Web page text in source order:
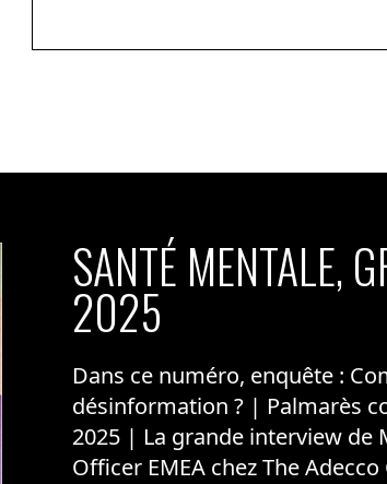
SANTÉ MENTALE,
2025
Dans ce numéro, enquête :
désinformation ? | Palmarès
2025 | La grande interview de
Officer EMEA chez The